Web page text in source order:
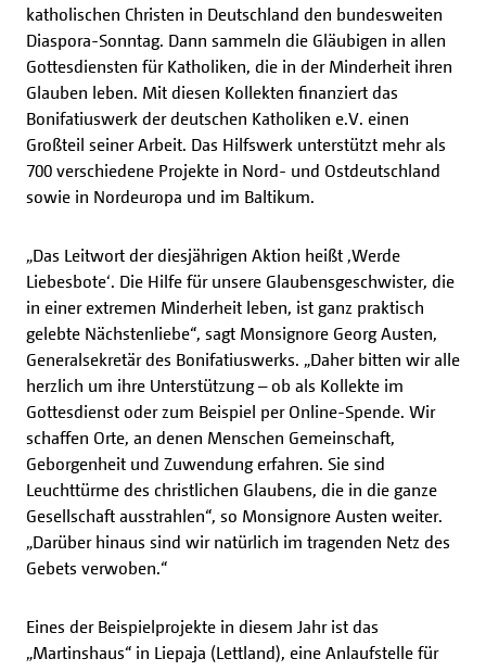
katholischen Christen in Deutschland den bundesweiten
Diaspora-Sonntag. Dann sammeln die Gläubigen in allen
Gottesdiensten für Katholiken, die in der Minderheit ihren
Glauben leben. Mit diesen Kollekten finanziert das
Bonifatiuswerk der deutschen Katholiken e.V. einen
Großteil seiner Arbeit. Das Hilfswerk unterstützt mehr als
700 verschiedene Projekte in Nord- und Ostdeutschland
sowie in Nordeuropa und im Baltikum.
„Das Leitwort der diesjährigen Aktion heißt ‚Werde
Liebesbote‘. Die Hilfe für unsere Glaubensgeschwister, die
in einer extremen Minderheit leben, ist ganz praktisch
gelebte Nächstenliebe“, sagt Monsignore Georg Austen,
Generalsekretär des Bonifatiuswerks. „Daher bitten wir alle
herzlich um ihre Unterstützung – ob als Kollekte im
Gottesdienst oder zum Beispiel per Online-Spende. Wir
schaffen Orte, an denen Menschen Gemeinschaft,
Geborgenheit und Zuwendung erfahren. Sie sind
Leuchttürme des christlichen Glaubens, die in die ganze
Gesellschaft ausstrahlen“, so Monsignore Austen weiter.
„Darüber hinaus sind wir natürlich im tragenden Netz des
Gebets verwoben.“
Eines der Beispielprojekte in diesem Jahr ist das
„Martinshaus“ in Liepaja (Lettland), eine Anlaufstelle für